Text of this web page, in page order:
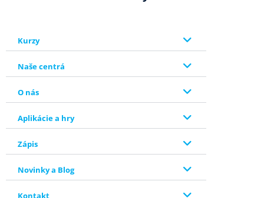
Kurzy
Naše centrá
O nás
Aplikácie a hry
Zápis
Novinky a Blog
Kontakt